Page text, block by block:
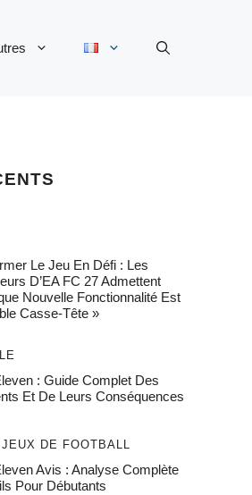
Le Jeu En Défi : Les
D’EA FC 27 Admettent
Nouvelle Fonctionnalité Est
Casse-Tête »
: Guide Complet Des
Et De Leurs Conséquences
DE FOOTBALL
Avis : Analyse Complète
Pour Débutants